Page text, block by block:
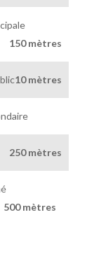
150 mètres
10 mètres
250 mètres
500 mètres